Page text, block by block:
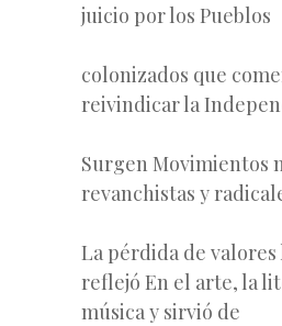
juicio por los Pueblos
colonizados que
reivindicar la
Surgen Movimientos
revanchistas y
La pérdida de valores
reflejó En el arte, la
música y sirvió de